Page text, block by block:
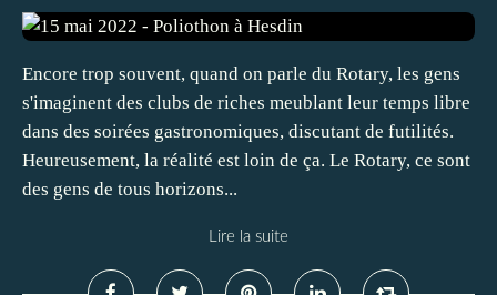
Encore trop souvent, quand on parle du Rotary, les gens
s'imaginent des clubs de riches meublant leur temps libre
dans des soirées gastronomiques, discutant de futilités.
Heureusement, la réalité est loin de ça. Le Rotary, ce sont
des gens de tous horizons...
Lire la suite